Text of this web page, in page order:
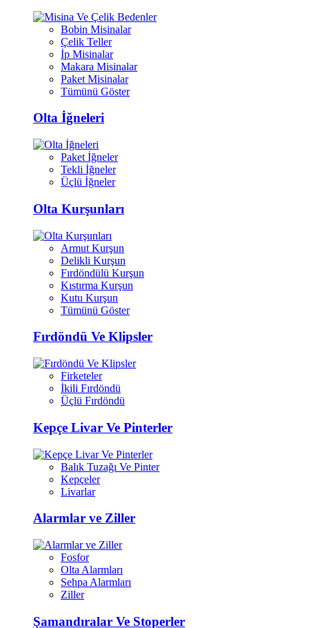
Bobin Misinalar
Çelik Teller
İp Misinalar
Makara Misinalar
Paket Misinalar
Tümünü Göster
Olta İğneleri
Paket İğneler
Tekli İğneler
Üçlü İğneler
Olta Kurşunları
Armut Kurşun
Delikli Kurşun
Fırdöndülü Kurşun
Kıstırma Kurşun
Kutu Kurşun
Tümünü Göster
Fırdöndü Ve Klipsler
Firketeler
İkili Fırdöndü
Üçlü Fırdöndü
Kepçe Livar Ve Pinterler
Balık Tuzağı Ve Pinter
Kepçeler
Livarlar
Alarmlar ve Ziller
Fosfor
Olta Alarmları
Sehpa Alarmları
Ziller
Şamandıralar Ve Stoperler